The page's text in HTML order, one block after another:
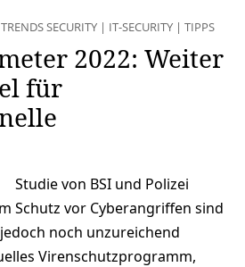
TRENDS SECURITY | IT-SECURITY | TIPPS
2022: Weiter
für
Studie von BSI und Polizei
Schutz vor Cyberangriffen sind
noch unzureichend
Virenschutzprogramm,